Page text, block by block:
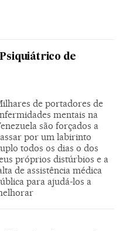
de
de portadores de
mentais na
são forçados a
por um labirinto
todos os dias o dos
próprios distúrbios e a
de assistência médica
para ajudá-los a